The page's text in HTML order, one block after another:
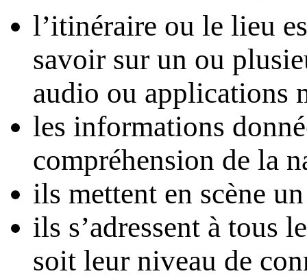
l’itinéraire ou le lieu
savoir sur un ou
audio ou applications
les informations
compréhension de la
ils mettent en scène
ils s’adressent à tous
soit leur niveau de